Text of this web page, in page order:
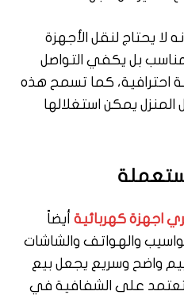
لا يحتاج لنقل الأجهزة
مناسب بل يكفي التواصل
احترافية، كما تسمح هذه
يمكن استغلالها
اجهزة كهربائية أيضاً
والهواتف والشاشات
واضح وسريع يجعل بيع
تعتمد على الشفافية في